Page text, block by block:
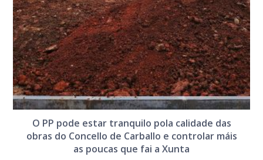
O PP pode estar tranquilo pola calidade das
obras do Concello de Carballo e controlar máis
as poucas que fai a Xunta